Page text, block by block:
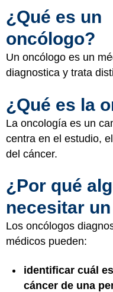
¿Qué es un
oncólogo?
Un oncólogo es un
diagnostica y trata
¿Qué es la
La oncología es un
centra en el estudio,
del cáncer.
¿Por qué
necesitar
Los oncólogos
médicos pueden:
identificar cuál
cáncer de una